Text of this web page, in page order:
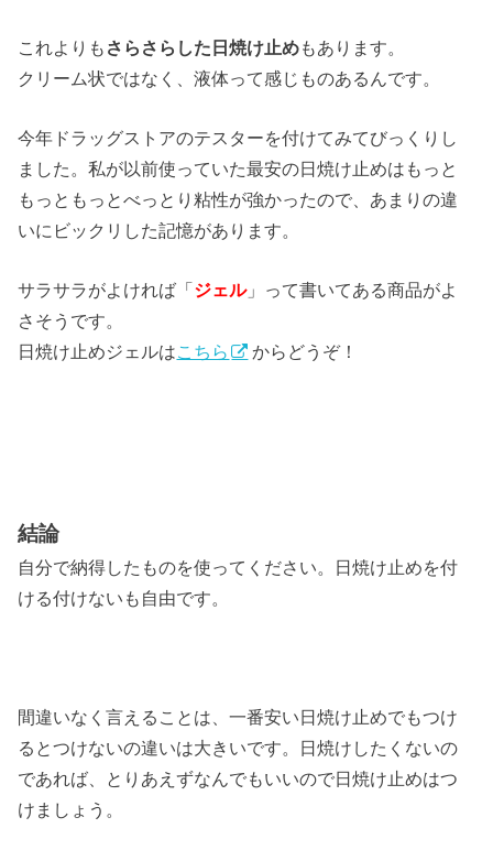
これよりも さらさらした日焼け止めもあります。
クリーム状ではなく、液体って感じものあるんです。
今年ドラッグストアのテスターを付けてみてびっくりし
ました。私が以前使っていた最安の日焼け止めはもっと
もっともっとべっとり粘性が強かったので、あまりの違
いにビックリした記憶があります。
サラサラがよければ「 ジェル」って書いてある商品がよ
さそうです。
日焼け止めジェルはこちら からどうぞ！
結論
自分で納得したものを使ってください。日焼け止めを付
ける付けないも自由です。
間違いなく言えることは、一番安い日焼け止めでもつけ
るとつけないの違いは大きいです。日焼けしたくないの
であれば、とりあえずなんでもいいので日焼け止めはつ
けましょう。